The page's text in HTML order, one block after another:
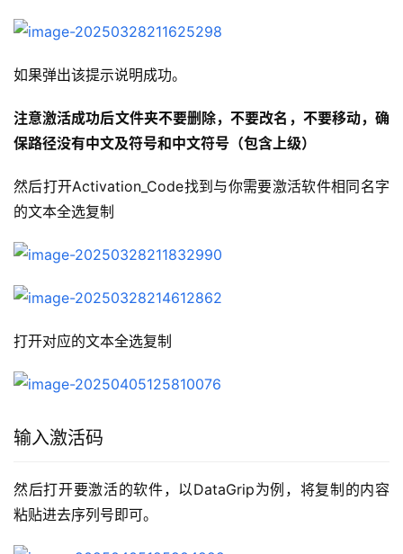
如果弹出该提示说明成功。
注意激活成功后文件夹不要删除，不要改名，不要移动，确
保路径没有中文及符号和中文符号（包含上级）
然后打开Activation_Code找到与你需要激活软件相同名字
的文本全选复制
打开对应的文本全选复制
输入激活码
然后打开要激活的软件，以DataGrip为例，将复制的内容
粘贴进去序列号即可。